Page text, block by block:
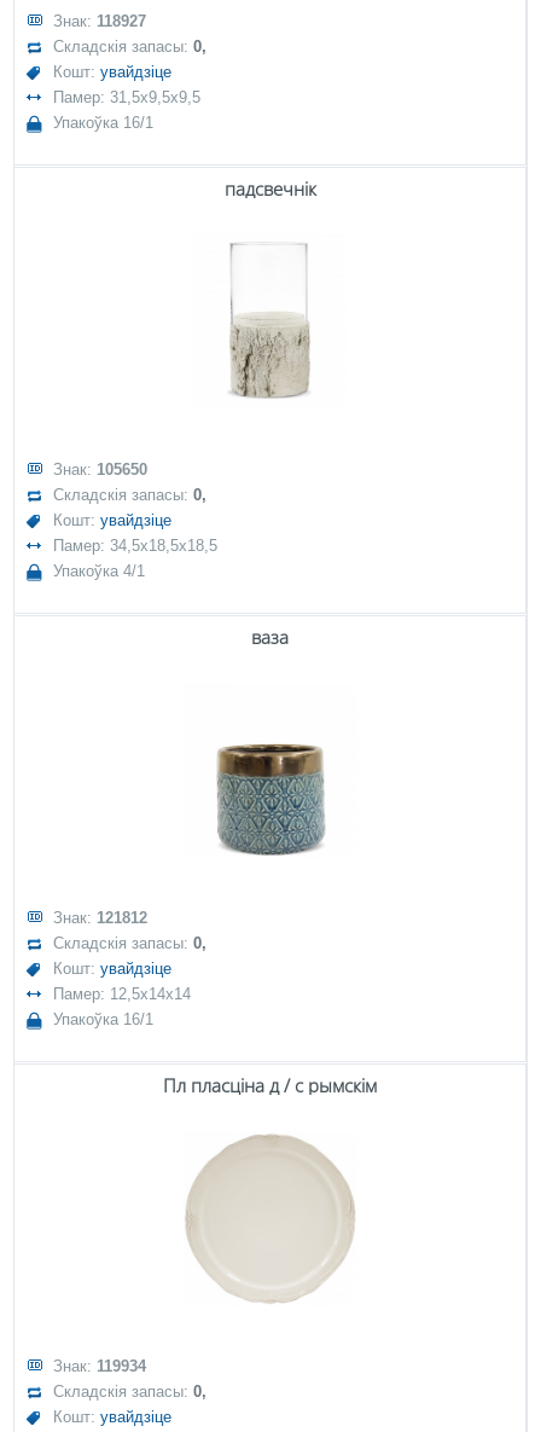
Знак: 118927
Складскія запасы:0,
Кошт:увайдзіце
Памер: 31,5x9,5x9,5
Упакоўка 16/1
падсвечнік
Знак: 105650
Складскія запасы:0,
Кошт:увайдзіце
Памер: 34,5x18,5x18,5
Упакоўка 4/1
ваза
Знак: 121812
Складскія запасы:0,
Кошт:увайдзіце
Памер: 12,5x14x14
Упакоўка 16/1
Пл пласціна д / с рымскім
Знак: 119934
Складскія запасы:0,
Кошт:увайдзіце